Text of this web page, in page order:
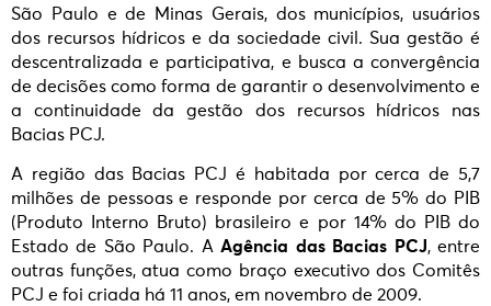
São Paulo e de Minas Gerais, dos municípios, usuários
dos recursos hídricos e da sociedade civil. Sua gestão é
descentralizada e participativa, e busca a convergência
de decisões como forma de garantir o desenvolvimento e
a continuidade da gestão dos recursos hídricos nas
Bacias PCJ.
A região das Bacias PCJ é habitada por cerca de 5,7
milhões de pessoas e responde por cerca de 5% do PIB
(Produto Interno Bruto) brasileiro e por 14% do PIB do
Estado de São Paulo. AAgência das Bacias PCJ, entre
outras funções, atua como braço executivo dos Comitês
PCJ e foi criada há 11 anos, em novembro de 2009.